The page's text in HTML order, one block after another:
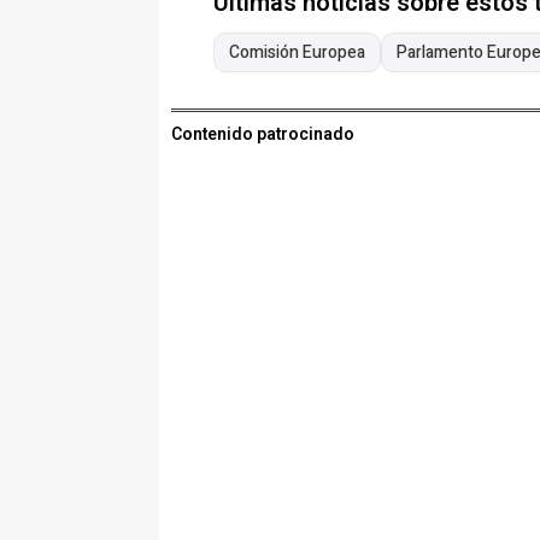
Comisión Europea Parlamento
Contenido patrocinado